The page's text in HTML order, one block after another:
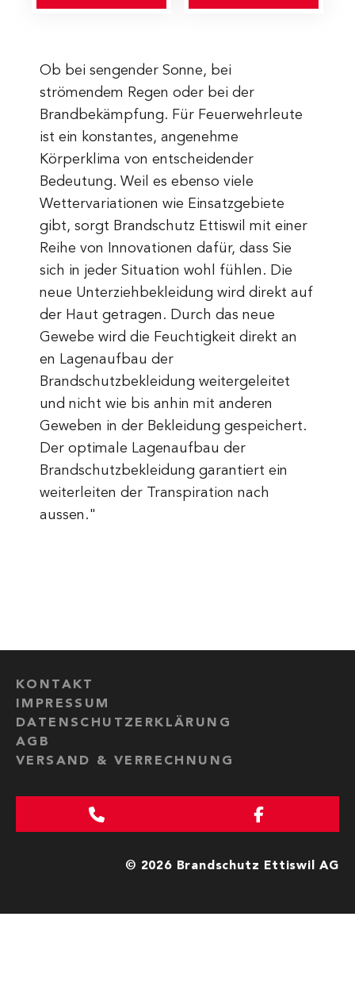
Ob bei sengender Sonne, bei
strömendem Regen oder bei der
Brandbekämpfung. Für Feuerwehrleute
ist ein konstantes, angenehme
Körperklima von entscheidender
Bedeutung. Weil es ebenso viele
Wettervariationen wie Einsatzgebiete
gibt, sorgt Brandschutz Ettiswil mit einer
Reihe von Innovationen dafür, dass Sie
sich in jeder Situation wohl fühlen. Die
neue Unterziehbekleidung wird direkt auf
der Haut getragen. Durch das neue
Gewebe wird die Feuchtigkeit direkt an
en Lagenaufbau der
Brandschutzbekleidung weitergeleitet
und nicht wie bis anhin mit anderen
Geweben in der Bekleidung gespeichert.
Der optimale Lagenaufbau der
Brandschutzbekleidung garantiert ein
weiterleiten der Transpiration nach
aussen."
© 2026 Brandschutz Ettiswil AG
KONTAKT
IMPRESSUM
DATENSCHUTZERKLÄRUNG
AGB
VERSAND & VERRECHNUNG